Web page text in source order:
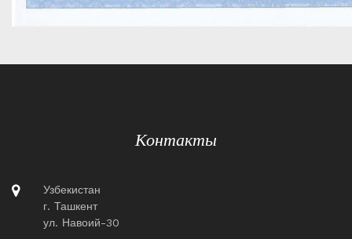
Контакты
Узбекистан
г. Ташкент
ул. Навоий-30